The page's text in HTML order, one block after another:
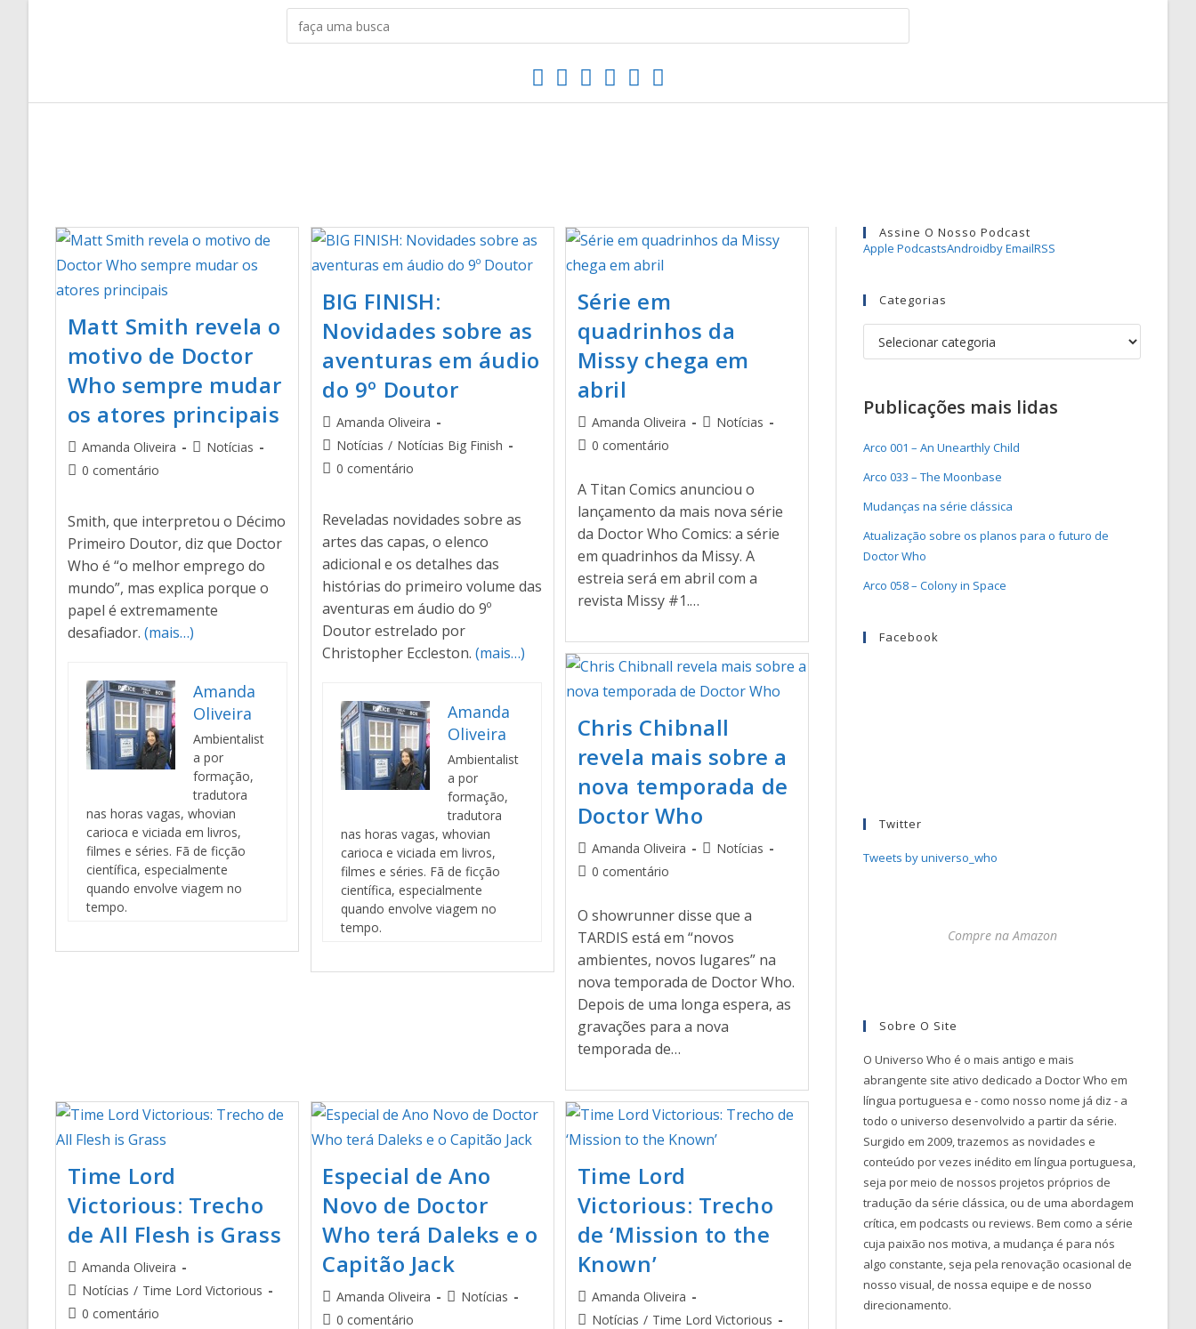
Matt Smith revela o
motivo de Doctor
Who sempre mudar
os atores principais
Amanda Oliveira
Notícias
0 comentário
Smith, que interpretou o Décimo
Primeiro Doutor, diz que Doctor
Who é “o melhor emprego do
mundo”, mas explica porque o
papel é extremamente
desafiador. (mais…)
Amanda
Oliveira
Ambientalist
a por
formação,
tradutora
nas horas vagas, whovian
carioca e viciada em livros,
filmes e séries. Fã de ficção
científica, especialmente
quando envolve viagem no
tempo.
BIG FINISH:
Novidades sobre as
aventuras em áudio
do 9º Doutor
Amanda Oliveira
Notícias / Notícias Big Finish
0 comentário
Reveladas novidades sobre as
artes das capas, o elenco
adicional e os detalhes das
histórias do primeiro volume das
aventuras em áudio do 9º
Doutor estrelado por
Christopher Eccleston.(mais…)
Amanda
Oliveira
Ambientalist
a por
formação,
tradutora
nas horas vagas, whovian
carioca e viciada em livros,
filmes e séries. Fã de ficção
científica, especialmente
quando envolve viagem no
tempo.
Série em
quadrinhos da
Missy chega em
abril
Amanda Oliveira
Notícias
0 comentário
A Titan Comics anunciou o
lançamento da mais nova série
da Doctor Who Comics: a série
em quadrinhos da Missy. A
estreia será em abril com a
revista Missy #1.…
Chris Chibnall
revela mais sobre a
nova temporada de
Doctor Who
Amanda Oliveira
Notícias
0 comentário
O showrunner disse que a
TARDIS está em “novos
ambientes, novos lugares” na
nova temporada de Doctor Who.
Depois de uma longa espera, as
gravações para a nova
temporada de…
Time Lord
Victorious: Trecho
de All Flesh is Grass
Amanda Oliveira
Notícias / Time Lord Victorious
0 comentário
Especial de Ano
Novo de Doctor
Who terá Daleks e o
Capitão Jack
Amanda Oliveira
Notícias
0 comentário
Time Lord
Victorious: Trecho
de ‘Mission to the
Known’
Amanda Oliveira
Notícias / Time Lord Victorious
Assine O Nosso Podcast
Apple PodcastsAndroidby EmailRSS
Categorias
Publicações mais lidas
Arco 001 – An Unearthly Child
Arco 033 – The Moonbase
Mudanças na série clássica
Atualização sobre os planos para o futuro de
Doctor Who
Arco 058 – Colony in Space
Facebook
Twitter
Tweets by universo_who
Compre na Amazon
Sobre O Site
O Universo Who é o mais antigo e mais
abrangente site ativo dedicado a Doctor Who em
língua portuguesa e - como nosso nome já diz - a
todo o universo desenvolvido a partir da série.
Surgido em 2009, trazemos as novidades e
conteúdo por vezes inédito em língua portuguesa,
seja por meio de nossos projetos próprios de
tradução da série clássica, ou de uma abordagem
crítica, em podcasts ou reviews. Bem como a série
cuja paixão nos motiva, a mudança é para nós
algo constante, seja pela renovação ocasional de
nosso visual, de nossa equipe e de nosso
direcionamento.